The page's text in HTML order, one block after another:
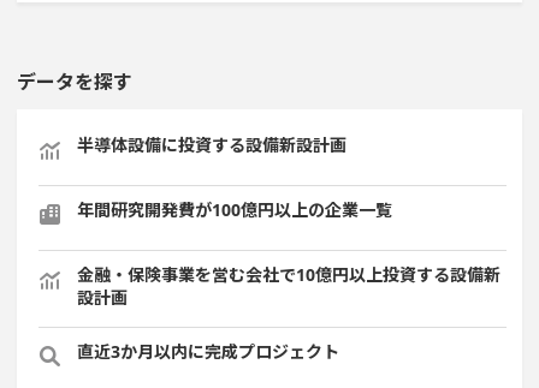
データを探す
半導体設備に投資する設備新設計画
年間研究開発費が100億円以上の企業一覧
金融・保険事業を営む会社で10億円以上投資する設備新
設計画
直近3か月以内に完成プロジェクト